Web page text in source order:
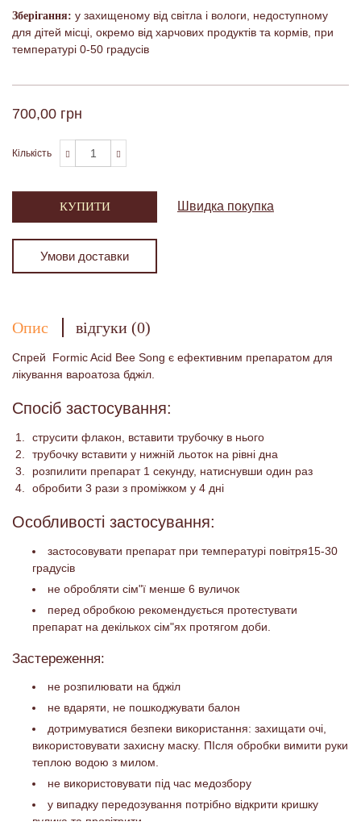
Зберігання: у захищеному від світла і вологи, недоступному
для дітей місці, окремо від харчових продуктів та кормів, при
температурі 0-50 градусів
700,00 грн
Кількість
КУПИТИ Швидка покупка
Умови доставки
Опис відгуки (0)
Спрей Formic Acid Bee Song є ефективним препаратом для
лікування вароатоза бджіл.
Спосіб застосування:
струсити флакон, вставити трубочку в нього
трубочку вставити у нижній льоток на рівні дна
розпилити препарат 1 секунду, натиснувши один раз
обробити 3 рази з проміжком у 4 дні
Особливості застосування:
застосовувати препарат при температурі повітря15-30
градусів
не обробляти сім"ї менше 6 вуличок
перед обробкою рекомендується протестувати
препарат на декількох сім"ях протягом доби.
Застереження:
не розпилювати на бджіл
не вдаряти, не пошкоджувати балон
дотримуватися безпеки використання: захищати очі,
використовувати захисну маску. ПІсля обробки вимити руки
теплою водою з милом.
не використовувати під час медозбору
у випадку передозування потрібно відкрити кришку
вулика та провітрити